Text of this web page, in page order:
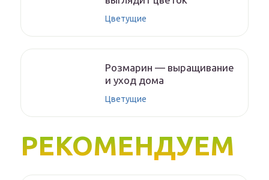
Цветущие
Розмарин — выращивание
и уход дома
Цветущие
РЕКОМЕНДУЕМ